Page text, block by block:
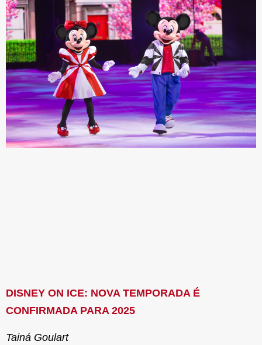
DISNEY ON ICE: NOVA TEMPORADA É
CONFIRMADA PARA 2025
Tainá Goulart